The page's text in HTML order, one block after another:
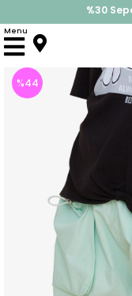
%30
İndirimlere
Menu
Anasayfa Alt
%44